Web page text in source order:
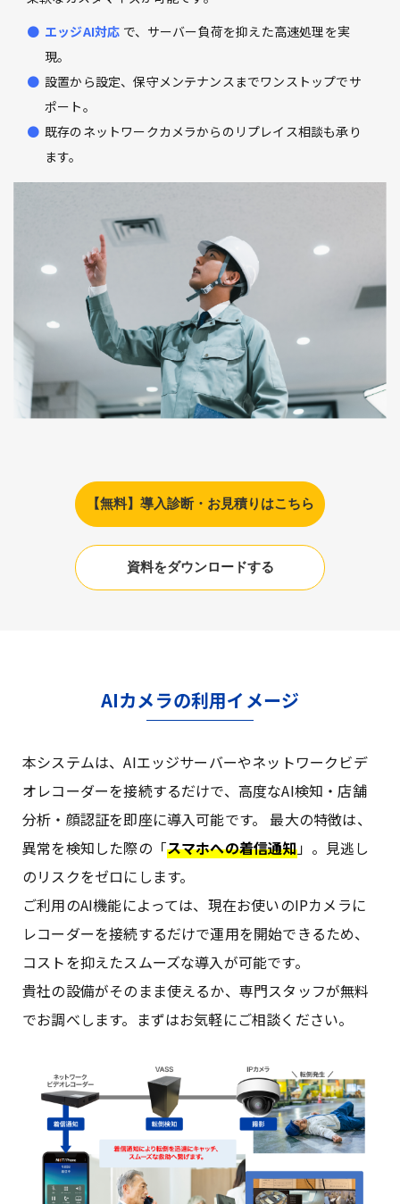
エッジAI対応 で、サーバー負荷を抑えた高速処理を実
現。
設置から設定、保守メンテナンスまでワンストップでサ
ポート。
既存のネットワークカメラからのリプレイス相談も承り
ます。
【無料】導入診断・お見積りはこちら
資料をダウンロードする
AIカメラの利用イメージ
本システムは、AIエッジサーバーやネットワークビデ
オレコーダーを接続するだけで、高度なAI検知・店舗
分析・顔認証を即座に導入可能です。 最大の特徴は、
異常を検知した際の「スマホへの着信通知」。見逃し
のリスクをゼロにします。
ご利用のAI機能によっては、現在お使いのIPカメラに
レコーダーを接続するだけで運用を開始できるため、
コストを抑えたスムーズな導入が可能です。
貴社の設備がそのまま使えるか、専門スタッフが無料
でお調べします。まずはお気軽にご相談ください。